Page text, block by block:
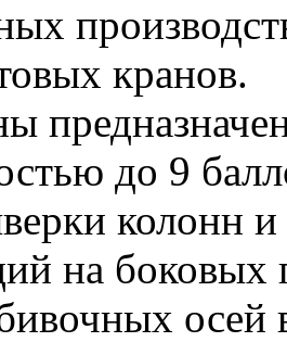
кранов.
до 9
колонн
на боковых
осей